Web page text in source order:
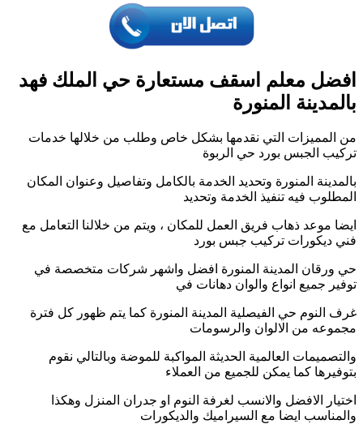
افضل معلم اسقف مستعارة حي الملك فهد
بالمدينة المنورة
من المميزات التي نقدمها بشكل خاص وطلب من خلالها خدمات
تركيب الجبس بورد حي الربوة
بالمدينة المنورة وتحديد الخدمة بالكامل وتفاصيل وعنوان المكان
المطلوب فيه تنفيذ الخدمة وتحديد
ايضا موعد ذهاب فريق العمل للمكان ، ويتم من خلالنا التعامل مع
فني ديكورات تركيب جبس بورد
حي ورقان المدينة المنورة افضل واشهر شركات متخصصة في
توفير جميع انواع والوان دهانات في
غرف النوم حي الفيصلية المدينة المنورة كما يتم ظهور كل فترة
مجموعه من الالوان والرسومات
والتصميمات العالمية الحديثة المواكبة للموضة وبالتالي نقوم
بتوفيرها كما يمكن للجميع من العملاء
اختيار الافضل والانسب لغرفة النوم او جدران المنزل وهكذا
والمناسب ايضا مع السيراميك والديكورات